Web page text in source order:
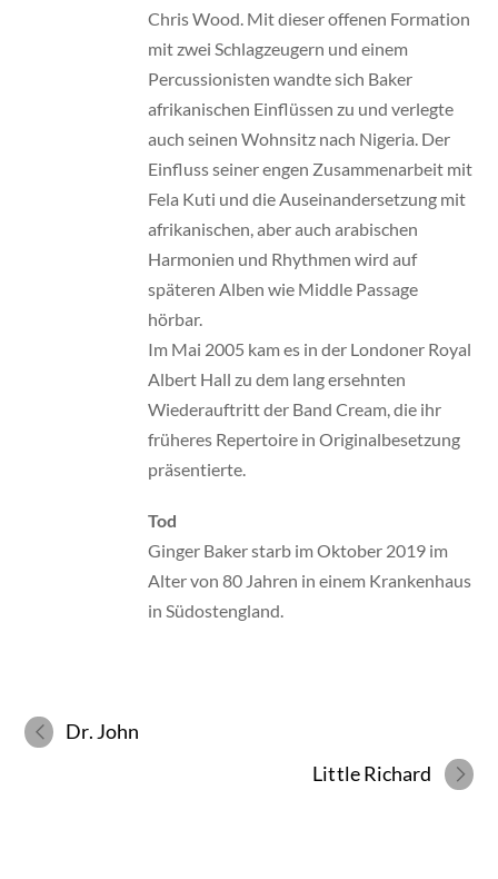
Chris Wood. Mit dieser offenen Formation
mit zwei Schlagzeugern und einem
Percussionisten wandte sich Baker
afrikanischen Einflüssen zu und verlegte
auch seinen Wohnsitz nach Nigeria. Der
Einfluss seiner engen Zusammenarbeit mit
Fela Kuti und die Auseinandersetzung mit
afrikanischen, aber auch arabischen
Harmonien und Rhythmen wird auf
späteren Alben wie Middle Passage
hörbar.
Im Mai 2005 kam es in der Londoner Royal
Albert Hall zu dem lang ersehnten
Wiederauftritt der Band Cream, die ihr
früheres Repertoire in Originalbesetzung
präsentierte.
Tod
Ginger Baker starb im Oktober 2019 im
Alter von 80 Jahren in einem Krankenhaus
in Südostengland.
Dr. John
Little Richard